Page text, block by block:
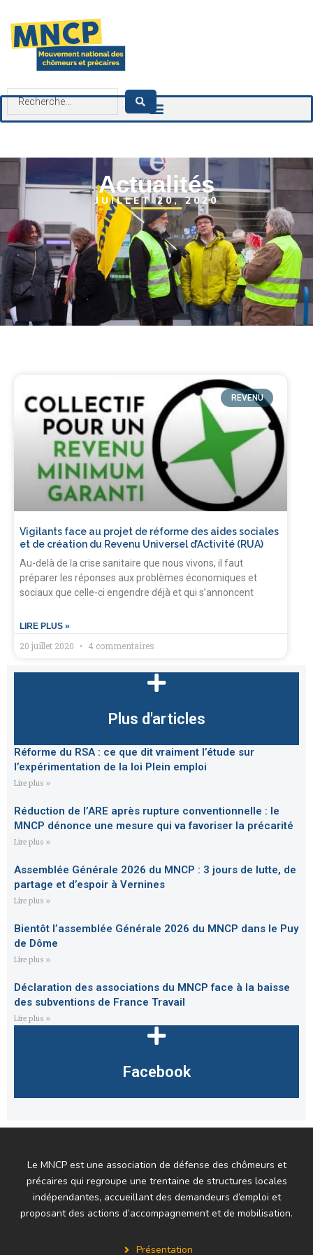
Actualités
JUILLET 20, 2020
REVENU
Vigilants face au projet de réforme des aides sociales
et de création du Revenu Universel d’Activité (RUA)
Au-delà de la crise sanitaire que nous vivons, il faut
préparer les réponses aux problèmes économiques et
sociaux que celle-ci engendre déjà et qui s’annoncent
LIRE PLUS »
20 juillet 2020 4 commentaires
Plus d'articles
Réforme du RSA : ce que dit vraiment l’étude sur
l’expérimentation de la loi Plein emploi
Lire plus »
Réduction de l’ARE après rupture conventionnelle : le
MNCP dénonce une mesure qui va favoriser la précarité
Lire plus »
Assemblée Générale 2026 du MNCP : 3 jours de lutte, de
partage et d’espoir à Vernines
Lire plus »
Bientôt l’assemblée Générale 2026 du MNCP dans le Puy
de Dôme
Lire plus »
Déclaration des associations du MNCP face à la baisse
des subventions de France Travail
Lire plus »
Facebook
Le MNCP est une association de défense des chômeurs et
précaires qui regroupe une trentaine de structures locales
indépendantes, accueillant des demandeurs d’emploi et
proposant des actions d’accompagnement et de mobilisation.
Présentation